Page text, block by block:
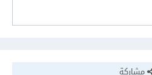
مشاركة